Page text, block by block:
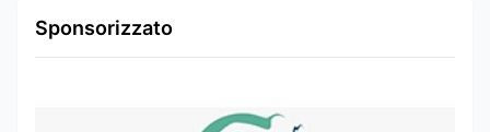
Sponsorizzato